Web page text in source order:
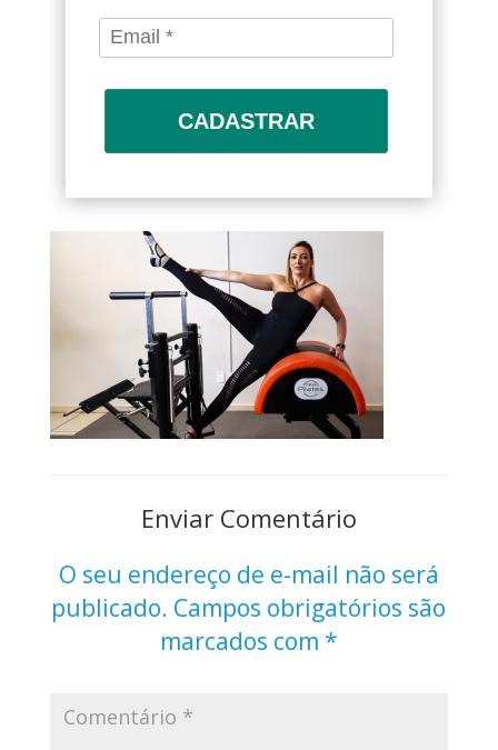
CADASTRAR
Enviar Comentário
O seu endereço de e-mail não será
publicado. Campos obrigatórios são
marcados com *